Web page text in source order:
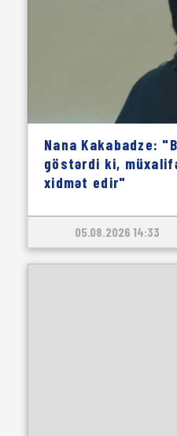
Nana Kakabadze:
göstərdi ki,
xidmət edir"
05.08.2026 14:33